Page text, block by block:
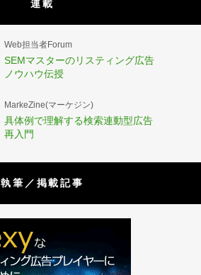
連載
Web担当者Forum
SEMマスターのリスティング広告
ノウハウ伝授
MarkeZine(マーケジン)
具体例で理解する検索連動型広告
再入門
執筆／掲載記事